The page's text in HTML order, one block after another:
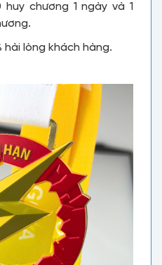
chương 1 ngày và 1
hài lòng khách hàng.